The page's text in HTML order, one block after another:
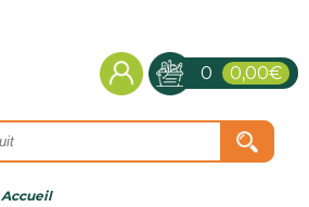
0 0,00€
Accueil